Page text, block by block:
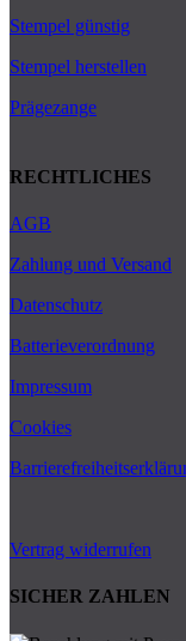
Stempel günstig
Stempel herstellen
Prägezange
RECHTLICHES
AGB
Zahlung und Versand
Datenschutz
Batterieverordnung
Impressum
Cookies
Vertrag widerrufen
SICHER ZAHLEN